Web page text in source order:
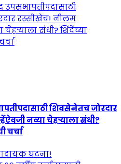
शिवसेनेतच जोरदार
नव्या चेहऱ्याला संधी?
चर्चा